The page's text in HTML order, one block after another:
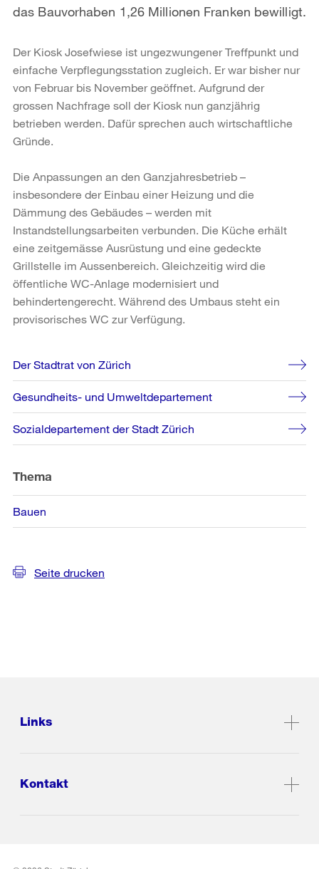
das Bauvorhaben 1,26 Millionen Franken bewilligt.
Der Kiosk Josefwiese ist ungezwungener Treffpunkt und
einfache Verpflegungsstation zugleich. Er war bisher nur
von Februar bis November geöffnet. Aufgrund der
grossen Nachfrage soll der Kiosk nun ganzjährig
betrieben werden. Dafür sprechen auch wirtschaftliche
Gründe.
Die Anpassungen an den Ganzjahresbetrieb –
insbesondere der Einbau einer Heizung und die
Dämmung des Gebäudes – werden mit
Instandstellungsarbeiten verbunden. Die Küche erhält
eine zeitgemässe Ausrüstung und eine gedeckte
Grillstelle im Aussenbereich. Gleichzeitig wird die
öffentliche WC-Anlage modernisiert und
behindertengerecht. Während des Umbaus steht ein
provisorisches WC zur Verfügung.
Weitere
Informationen
Der Stadtrat von Zürich
Gesundheits- und Umweltdepartement
Sozialdepartement der Stadt Zürich
Thema
Bauen
Seite drucken
Links
Kontakt